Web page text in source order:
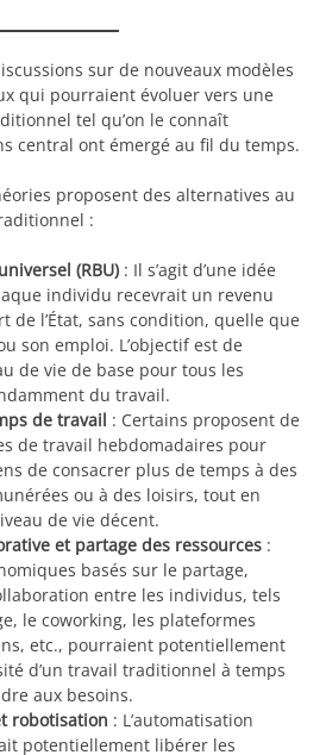
sur de nouveaux modèles
qui pourraient évoluer vers une
tel qu’on le connaît
central ont émergé au fil du temps.
proposent des alternatives au
:
(RBU) : Il s’agit d’une idée
individu recevrait un revenu
de l’État, sans condition, quelle que
son emploi. L’objectif est de
de vie de base pour tous les
du travail.
de travail : Certains proposent de
de travail hebdomadaires pour
de consacrer plus de temps à des
ou à des loisirs, tout en
de vie décent.
et partage des ressources :
basés sur le partage,
entre les individus, tels
le coworking, les plateformes
etc., pourraient potentiellement
d’un travail traditionnel à temps
aux besoins.
robotisation : L’automatisation
potentiellement libérer les